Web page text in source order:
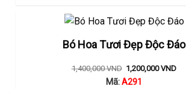
Bó Hoa Tươi Đẹp Độc Đáo
1,400,000VND 1,200,000VND
Mã:A291